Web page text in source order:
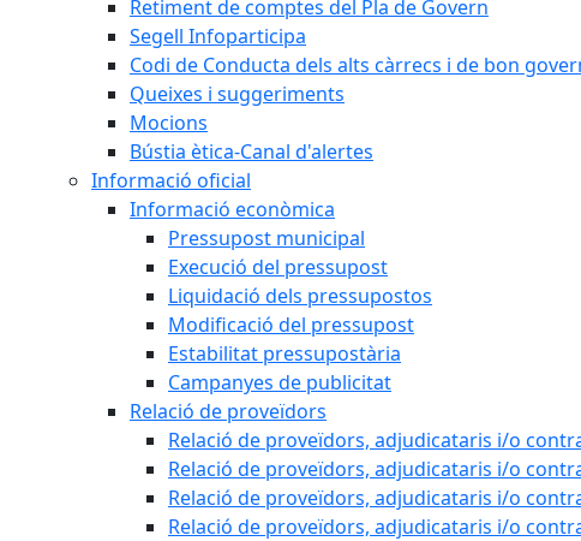
Retiment de comptes del Pla de Govern
Segell Infoparticipa
Codi de Conducta dels alts càrrecs i de bon
Queixes i suggeriments
Mocions
Bústia ètica-Canal d'alertes
Informació oficial
Informació econòmica
Pressupost municipal
Execució del pressupost
Liquidació dels pressupostos
Modificació del pressupost
Estabilitat pressupostària
Campanyes de publicitat
Relació de proveïdors
Relació de proveïdors, adjudicataris i/o
Relació de proveïdors, adjudicataris i/o
Relació de proveïdors, adjudicataris i/o
Relació de proveïdors, adjudicataris i/o